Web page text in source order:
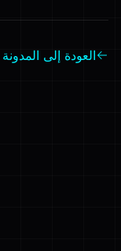
العودة إلى المدونة